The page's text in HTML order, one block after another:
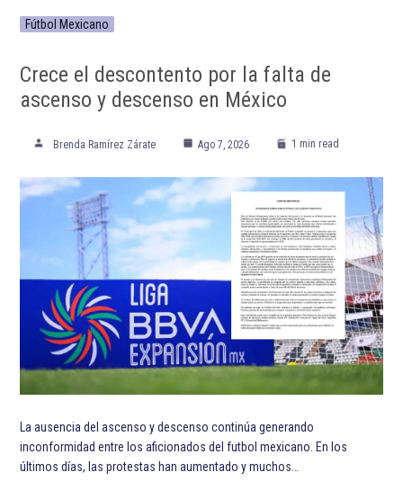
Fútbol Mexicano
Crece el descontento por la falta de
ascenso y descenso en México
Brenda Ramírez Zárate Ago 7, 2026 1 min read
La ausencia del ascenso y descenso continúa generando
inconformidad entre los aficionados del futbol mexicano. En los
últimos días, las protestas han aumentado y muchos…